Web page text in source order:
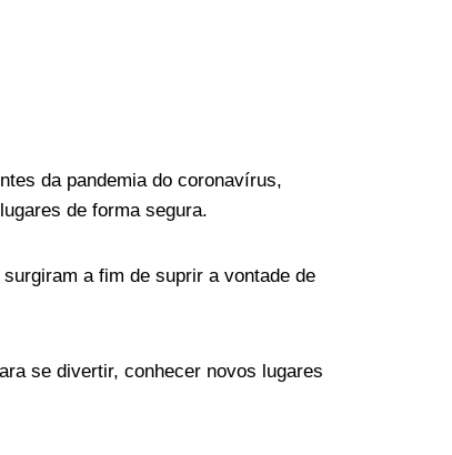
da pandemia do coronavírus,
de forma segura.
a fim de suprir a vontade de
se divertir, conhecer novos lugares